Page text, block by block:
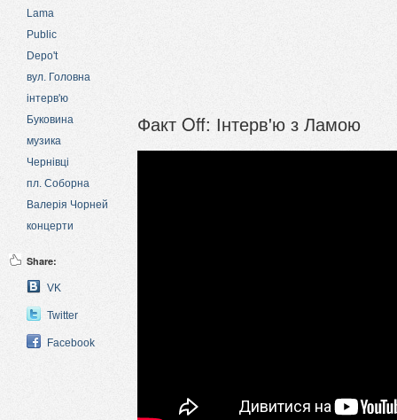
Lama
Public
Depo't
вул. Головна
інтерв'ю
Буковина
музика
Чернівці
пл. Соборна
Валерія Чорней
концерти
Share:
VK
Twitter
Facebook
Факт Off: Інтерв'ю з Ламою